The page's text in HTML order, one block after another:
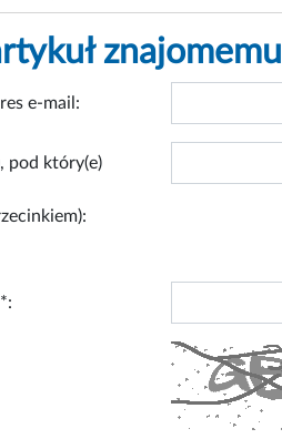
znajomemu
e-mail:
pod który(e)